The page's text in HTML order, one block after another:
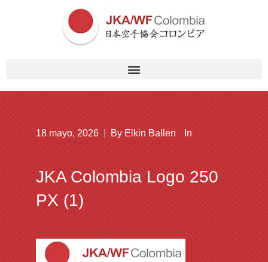
18 mayo, 2026 | ByElkin Ballen In
JKA Colombia Logo 250
PX (1)